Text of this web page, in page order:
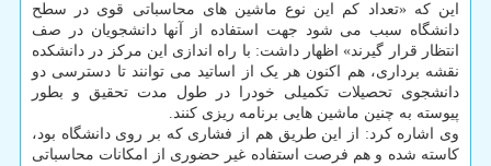
این که «تعداد کم این نوع ماشین های محاسباتی قوی در سطح
دانشگاه سبب می شود جهت استفاده از آنها دانشجویان در صف
انتظار قرار گیرند» اظهار داشت: با راه اندازی این مرکز در دانشکده
نقشه برداری، هم اکنون هر یک از اساتید می توانند تا دسترسی دو
دانشجوی تحصیلات تکمیلی خودرا در طول مدت تحقیق و بطور
پیوسته به چنین ماشین هایی برنامه ریزی کنند.
وی اشاره کرد: از این طریق هم از فشاری که بر روی دانشگاه بود،
کاسته شده و هم فرصت استفاده غیر حضوری از امکانات محاسباتی